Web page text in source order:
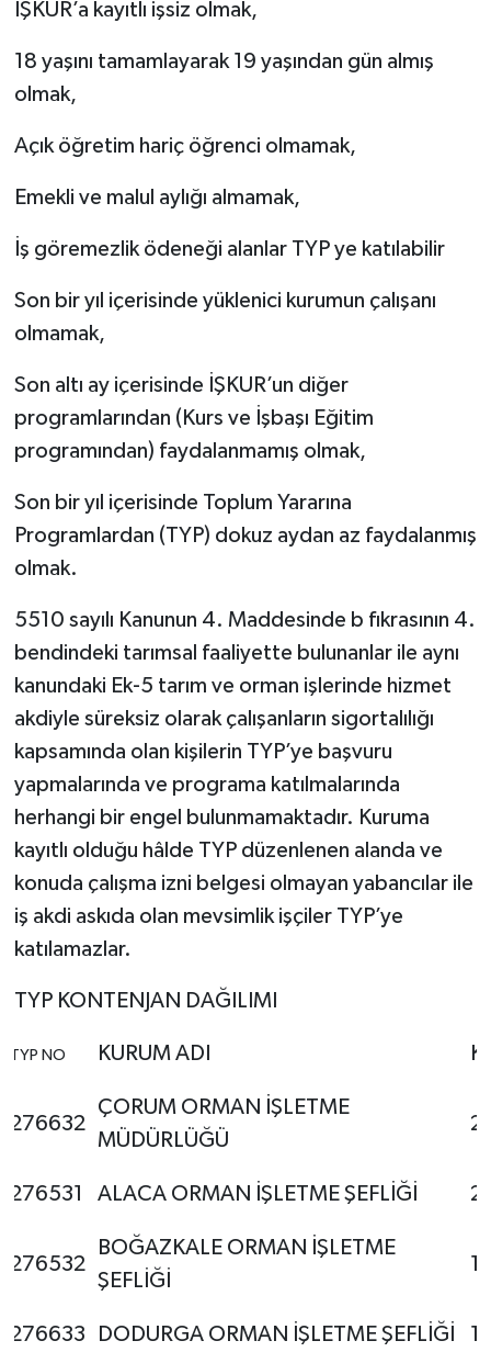
İŞKUR’a kayıtlı işsiz olmak,
18 yaşını tamamlayarak 19 yaşından gün almış
olmak,
Açık öğretim hariç öğrenci olmamak,
Emekli ve malul aylığı almamak,
İş göremezlik ödeneği alanlar TYP ye katılabilir
Son bir yıl içerisinde yüklenici kurumun çalışanı
olmamak,
Son altı ay içerisinde İŞKUR’un diğer
programlarından (Kurs ve İşbaşı Eğitim
programından) faydalanmamış olmak,
Son bir yıl içerisinde Toplum Yararına
Programlardan (TYP) dokuz aydan az faydalanmış
olmak.
5510 sayılı Kanunun 4. Maddesinde b fıkrasının 4.
bendindeki tarımsal faaliyette bulunanlar ile aynı
kanundaki Ek-5 tarım ve orman işlerinde hizmet
akdiyle süreksiz olarak çalışanların sigortalılığı
kapsamında olan kişilerin TYP’ye başvuru
yapmalarında ve programa katılmalarında
herhangi bir engel bulunmamaktadır. Kuruma
kayıtlı olduğu hâlde TYP düzenlenen alanda ve
konuda çalışma izni belgesi olmayan yabancılar ile
iş akdi askıda olan mevsimlik işçiler TYP’ye
katılamazlar.
TYP KONTENJAN DAĞILIMI
TYP NO KURUM ADI
276632
ÇORUM ORMAN İŞLETME
MÜDÜRLÜĞÜ
276531 ALACA ORMAN İŞLETME ŞEFLİĞİ
276532
BOĞAZKALE ORMAN İŞLETME
ŞEFLİĞİ
12
276633 DODURGA ORMAN İŞLETME ŞEFLİĞİ